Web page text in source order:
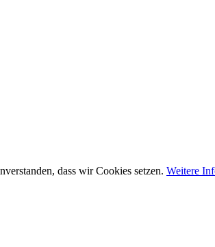
dass wir Cookies setzen. Weitere